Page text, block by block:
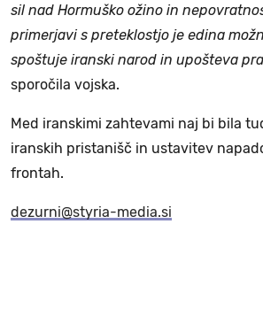
sil nad Hormuško ožino in
primerjavi s preteklostjo je edina
spoštuje iranski narod in upošteva
sporočila vojska.
Med iranskimi zahtevami naj bi bila
iranskih pristanišč in ustavitev
frontah.
dezurni@styria-media.si